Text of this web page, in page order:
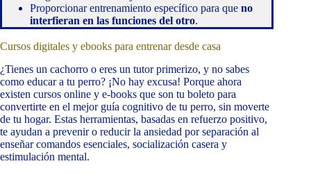
Proporcionar entrenamiento específico para que no
interfieran en las funciones del otro.
Cursos digitales y ebooks para entrenar desde casa
¿Tienes un cachorro o eres un tutor primerizo, y no sabes
como educar a tu perro? ¡No hay excusa! Porque ahora
existen cursos online y e-books que son tu boleto para
convertirte en el mejor guía cognitivo de tu perro, sin moverte
de tu hogar. Estas herramientas, basadas en refuerzo positivo,
te ayudan a prevenir o reducir la ansiedad por separación al
enseñar comandos esenciales, socialización casera y
estimulación mental.